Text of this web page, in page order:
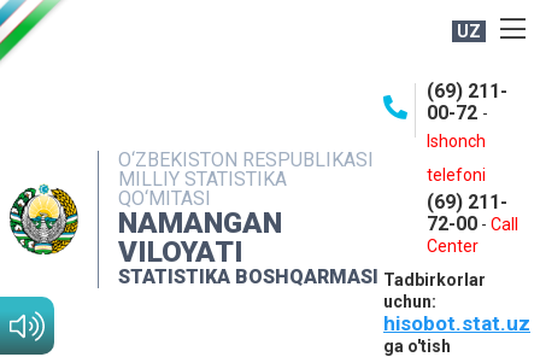
UZ
O‘ZBEKISTON RESPUBLIKASI
MILLIY STATISTIKA
QO‘MITASI
NAMANGAN
VILOYATI
STATISTIKA BOSHQARMASI
(69) 211-
00-72 -
Ishonch
telefoni
(69) 211-
72-00 - Call
Center
Tadbirkorlar
uchun:
hisobot.stat.uz
ga o'tish
NASHRLAR
INTERAKTIV XIZMATLAR
MATBUOT XIZMATI
MUROJAATLAR